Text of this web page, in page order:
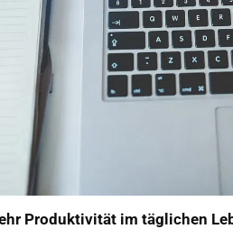
Produktivität im täglichen